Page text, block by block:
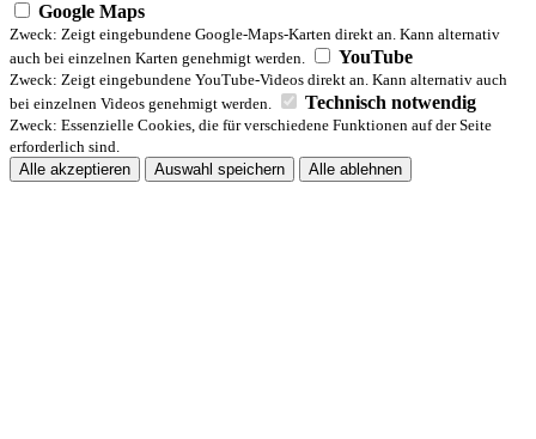
Google Maps
Zweck: Zeigt eingebundene Google-Maps-Karten direkt an. Kann alternativ
auch bei einzelnen Karten genehmigt werden.
YouTube
Zweck: Zeigt eingebundene YouTube-Videos direkt an. Kann alternativ auch
bei einzelnen Videos genehmigt werden.
Technisch notwendig
Zweck: Essenzielle Cookies, die für verschiedene Funktionen auf der Seite
erforderlich sind.
Alle akzeptieren
Auswahl speichern Alle ablehnen